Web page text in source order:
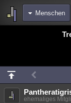
Menschen
Chat Wiki
meine Rubriken
Menschen
ehemaliges